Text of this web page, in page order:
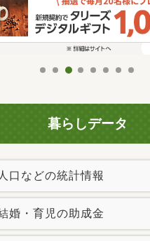
暮らしデータ
口などの統計情報
婚・育児の助成金